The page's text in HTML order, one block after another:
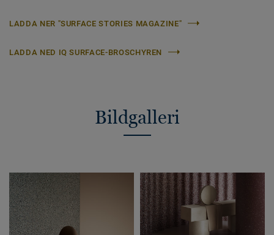
LADDA NER "SURFACE STORIES MAGAZINE"
LADDA NED IQ SURFACE-BROSCHYREN
Bildgalleri